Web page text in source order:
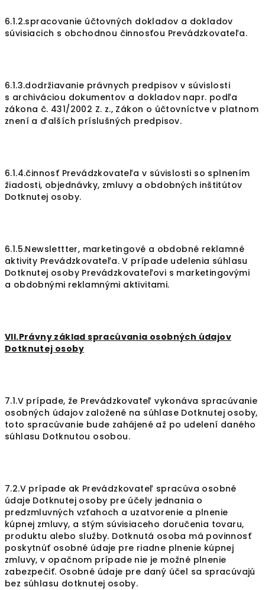
6.1.2.spracovanie účtovných dokladov a dokladov
súvisiacich s obchodnou činnosťou Prevádzkovateľa.
6.1.3.dodržiavanie právnych predpisov v súvislosti
s archiváciou dokumentov a dokladov napr. podľa
zákona č. 431/2002 Z. z., Zákon o účtovníctve v platnom
znení a ďalších príslušných predpisov.
6.1.4.činnosť Prevádzkovateľa v súvislosti so splnením
žiadosti, objednávky, zmluvy a obdobných inštitútov
Dotknutej osoby.
6.1.5.Newslettter, marketingové a obdobné reklamné
aktivity Prevádzkovateľa. V prípade udelenia súhlasu
Dotknutej osoby Prevádzkovateľovi s marketingovými
a obdobnými reklamnými aktivitami.
VII.Právny základ spracúvania osobných údajov
Dotknutej osoby
7.1.V prípade, že Prevádzkovateľ vykonáva spracúvanie
osobných údajov založené na súhlase Dotknutej osoby,
toto spracúvanie bude zahájené až po udelení daného
súhlasu Dotknutou osobou.
7.2.V prípade ak Prevádzkovateľ spracúva osobné
údaje Dotknutej osoby pre účely jednania o
predzmluvných vzťahoch a uzatvorenie a plnenie
kúpnej zmluvy, a stým súvisiaceho doručenia tovaru,
produktu alebo služby. Dotknutá osoba má povinnosť
poskytnúť osobné údaje pre riadne plnenie kúpnej
zmluvy, v opačnom prípade nie je možné plnenie
zabezpečiť. Osobné údaje pre daný účel sa spracúvajú
bez súhlasu dotknutej osoby.